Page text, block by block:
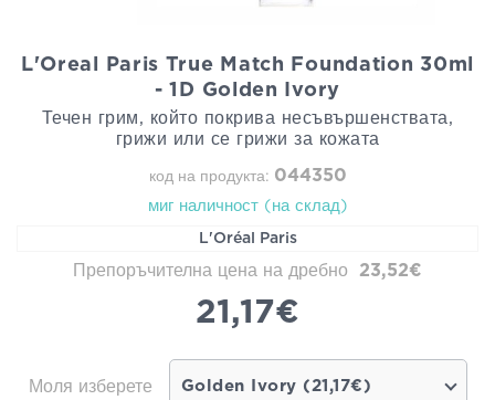
L'Oreal Paris True Match Foundation 30ml
- 1D Golden Ivory
Течен грим, който покрива несъвършенствата,
грижи или се грижи за кожата
код на продукта: 044350
миг наличност (на склад)
L'Oréal Paris
Препоръчителна цена на дребно 23,52€
21,17€
Моля изберете Golden Ivory (21,17€)